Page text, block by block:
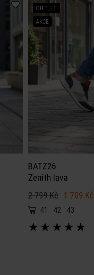
OUTLET
AKCE
BATZ26
Zenith lava
2 799 Kč 1 709 Kč
41 42 43
★ ★ ★ ★ ★